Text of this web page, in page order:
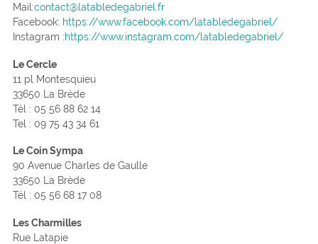
Mail:contact@latabledegabriel.fr
Facebook: https://www.facebook.com/latabledegabriel/
Instagram :https://www.instagram.com/latabledegabriel/
Le Cercle
11 pl Montesquieu
33650 La Brède
Tél : 05 56 88 62 14
Tel : 09 75 43 34 61
Le Coin Sympa
90 Avenue Charles de Gaulle
33650 La Brède
Tél : 05 56 68 17 08
Les Charmilles
Rue Latapie